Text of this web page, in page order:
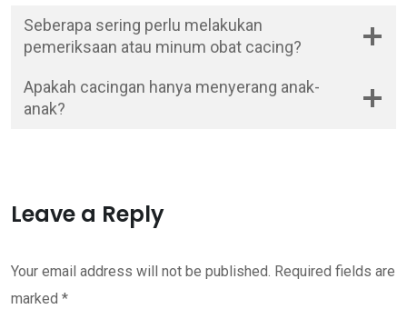
Seberapa sering perlu melakukan
pemeriksaan atau minum obat cacing?
Apakah cacingan hanya menyerang anak-
anak?
Leave a Reply
Your email address will not be published. Required fields are
marked *